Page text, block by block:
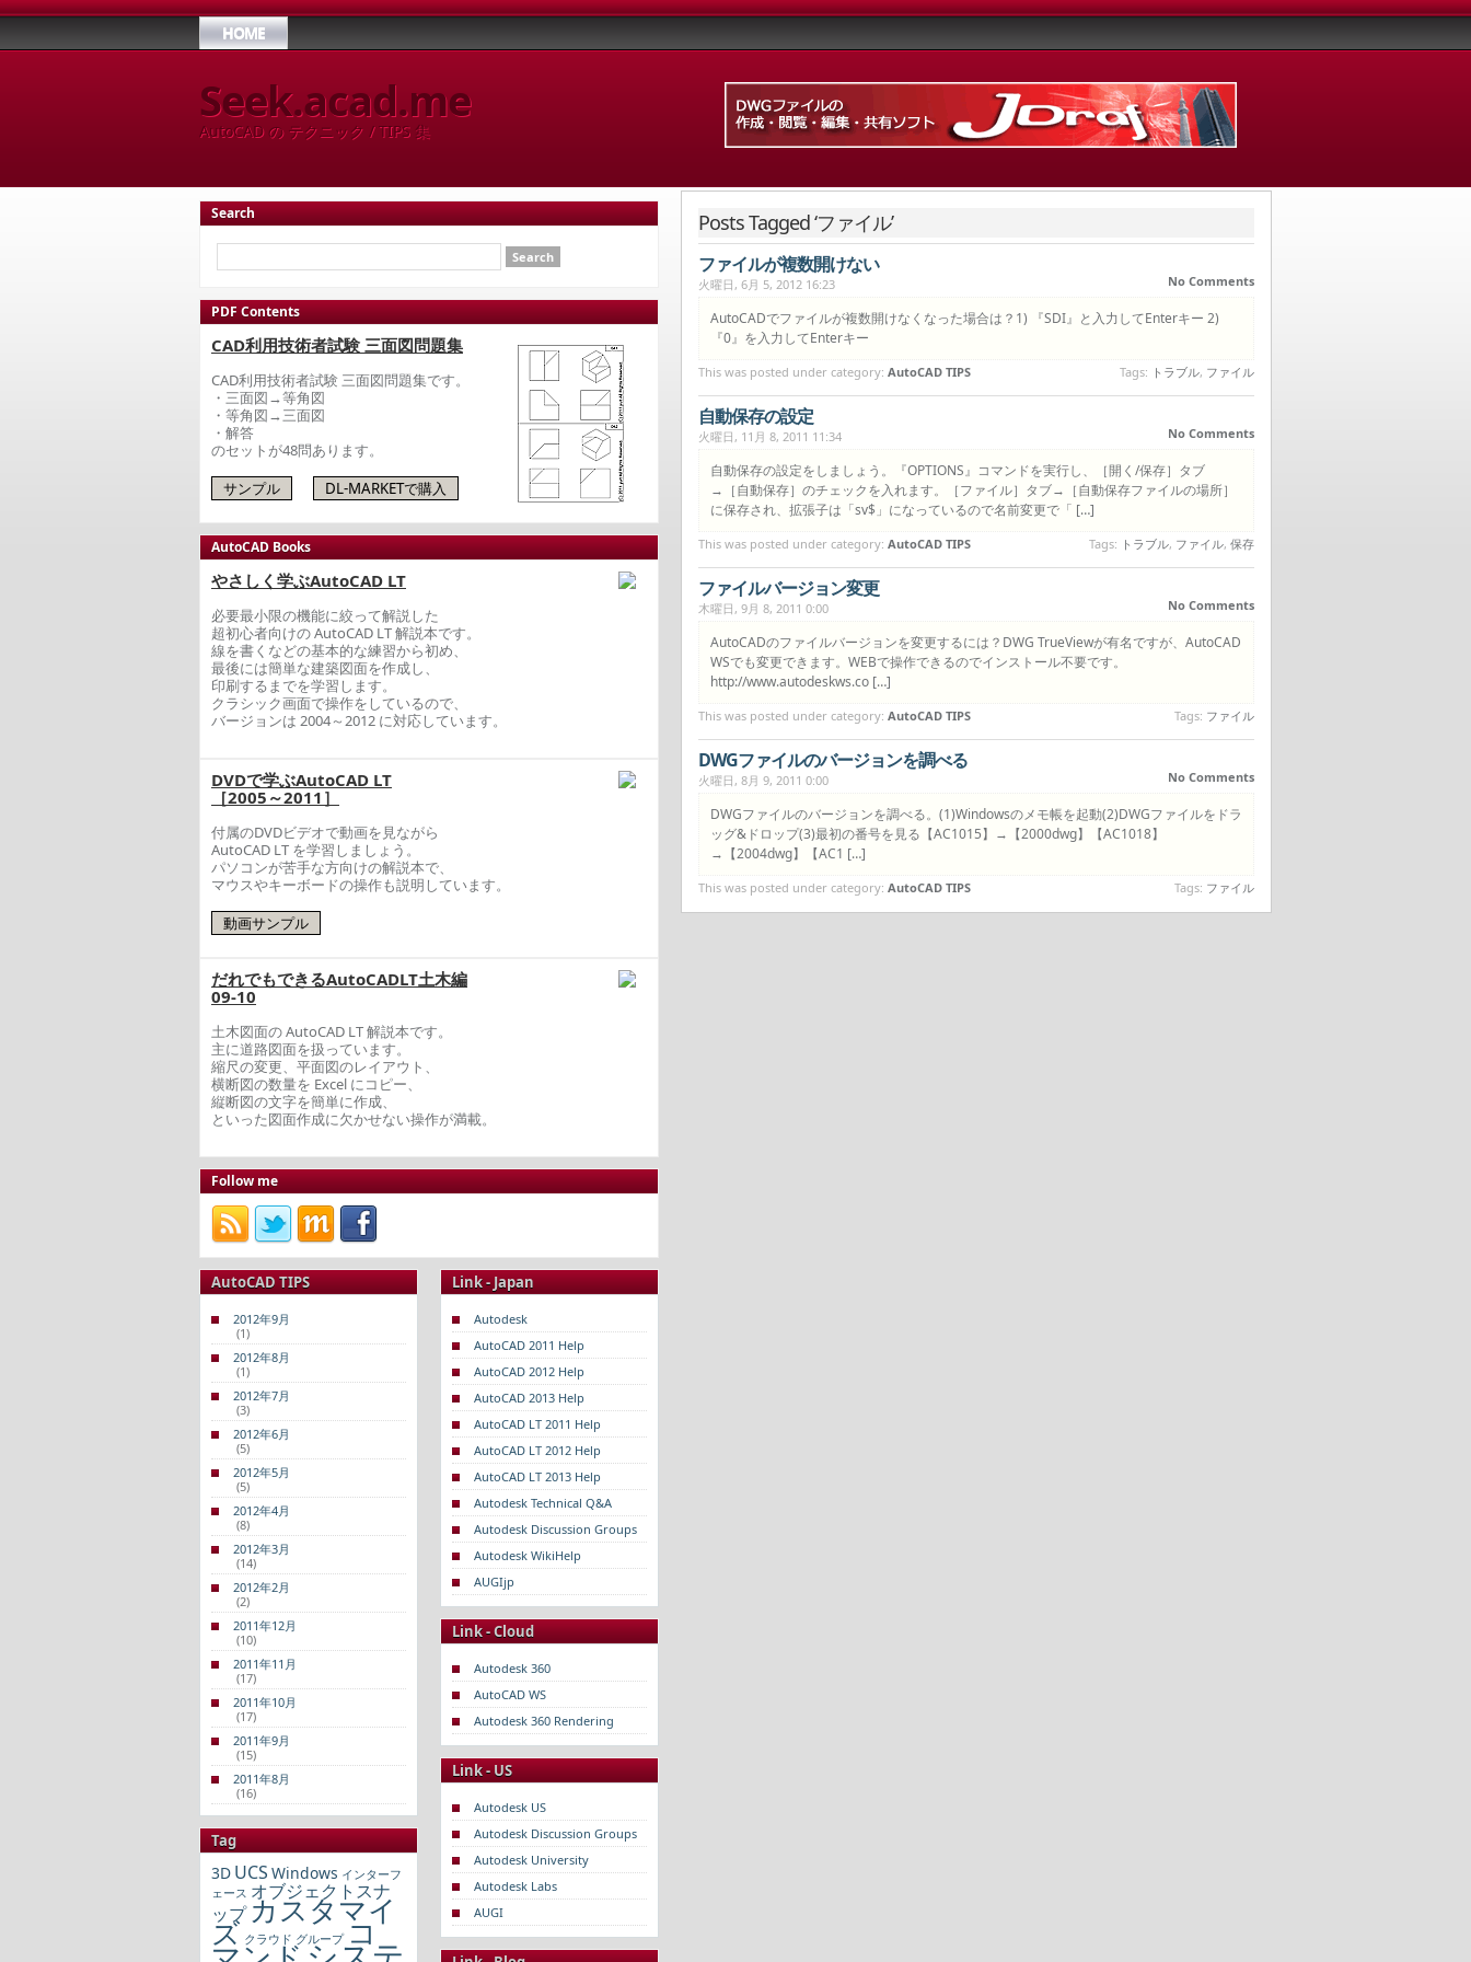
HOME
Seek.acad.me
AutoCAD の テクニック / TIPS 集
Posts Tagged ‘ファイル’
ファイルが複数開けない
火曜日, 6月 5, 2012 16:23 No Comments
AutoCADでファイルが複数開けなくなった場合は？1) 『SDI』と入力してEnterキー 2)
『0』を入力してEnterキー
This was posted under category: AutoCAD TIPS Tags: トラブル, ファイル
自動保存の設定
火曜日, 11月 8, 2011 11:34 No Comments
自動保存の設定をしましょう。『OPTIONS』コマンドを実行し、［開く/保存］タブ
→［自動保存］のチェックを入れます。［ファイル］タブ→［自動保存ファイルの場所］
に保存され、拡張子は「sv$」になっているので名前変更で「 […]
This was posted under category: AutoCAD TIPS Tags: トラブル, ファイル, 保存
ファイルバージョン変更
木曜日, 9月 8, 2011 0:00 No Comments
AutoCADのファイルバージョンを変更するには？DWG TrueViewが有名ですが、AutoCAD
WSでも変更できます。WEBで操作できるのでインストール不要です。
http://www.autodeskws.co […]
This was posted under category: AutoCAD TIPS Tags: ファイル
DWGファイルのバージョンを調べる
火曜日, 8月 9, 2011 0:00 No Comments
DWGファイルのバージョンを調べる。(1)Windowsのメモ帳を起動(2)DWGファイルをドラ
ッグ&ドロップ(3)最初の番号を見る【AC1015】→【2000dwg】【AC1018】
→【2004dwg】【AC1 […]
This was posted under category: AutoCAD TIPS Tags: ファイル
Search
PDF Contents
CAD利用技術者試験 三面図問題集
CAD利用技術者試験 三面図問題集です。
・三面図→等角図
・等角図→三面図
・解答
のセットが48問あります。
AutoCAD Books
やさしく学ぶAutoCAD LT
必要最小限の機能に絞って解説した
超初心者向けの AutoCAD LT 解説本です。
線を書くなどの基本的な練習から初め、
最後には簡単な建築図面を作成し、
印刷するまでを学習します。
クラシック画面で操作をしているので、
バージョンは 2004～2012 に対応しています。
DVDで学ぶAutoCAD LT
［2005～2011］
付属のDVDビデオで動画を見ながら
AutoCAD LT を学習しましょう。
パソコンが苦手な方向けの解説本で、
マウスやキーボードの操作も説明しています。
だれでもできるAutoCADLT土木編
09-10
土木図面の AutoCAD LT 解説本です。
主に道路図面を扱っています。
縮尺の変更、平面図のレイアウト、
横断図の数量を Excel にコピー、
縦断図の文字を簡単に作成、
といった図面作成に欠かせない操作が満載。
Follow me
AutoCAD TIPS
2012年9月
(1)
2012年8月
(1)
2012年7月
(3)
2012年6月
(5)
2012年5月
(5)
2012年4月
(8)
2012年3月
(14)
2012年2月
(2)
2011年12月
(10)
2011年11月
(17)
2011年10月
(17)
2011年9月
(15)
2011年8月
(16)
Tag
3D UCS Windows インターフ
ェース オブジェクトスナ
ップ カスタマイ
ズ クラウド グループ コ
Link - Japan
Autodesk
AutoCAD 2011 Help
AutoCAD 2012 Help
AutoCAD 2013 Help
AutoCAD LT 2011 Help
AutoCAD LT 2012 Help
AutoCAD LT 2013 Help
Autodesk Technical Q&A
Autodesk Discussion Groups
Autodesk WikiHelp
AUGIjp
Link - Cloud
Autodesk 360
AutoCAD WS
Autodesk 360 Rendering
Link - US
Autodesk US
Autodesk Discussion Groups
Autodesk University
Autodesk Labs
AUGI